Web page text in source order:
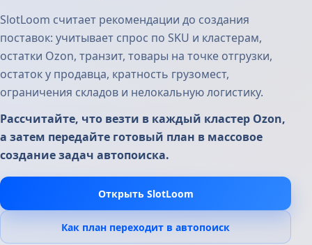
SlotLoom считает рекомендации до создания
поставок: учитывает спрос по SKU и кластерам,
остатки Ozon, транзит, товары на точке отгрузки,
остаток у продавца, кратность грузомест,
ограничения складов и нелокальную логистику.
Рассчитайте, что везти в каждый кластер Ozon,
а затем передайте готовый план в массовое
создание задач автопоиска.
Открыть SlotLoom
Как план переходит в автопоиск